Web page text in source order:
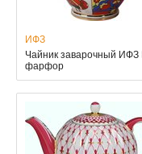
ИФЗ
Чайник заварочный
фарфор